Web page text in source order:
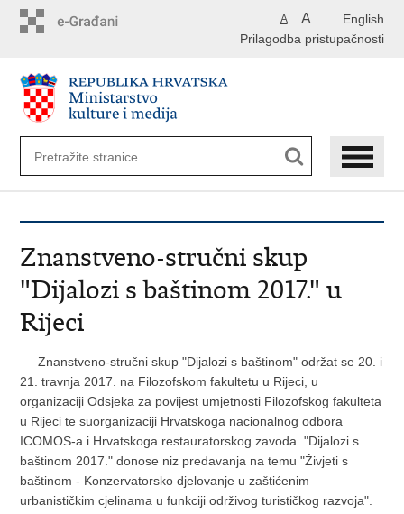
English
A A
Prilagodba pristupačnosti
Znanstveno-stručni skup
"Dijalozi s baštinom 2017." u
Rijeci
Znanstveno-stručni skup "Dijalozi s baštinom" održat se 20. i
21. travnja 2017. na Filozofskom fakultetu u Rijeci, u
organizaciji Odsjeka za povijest umjetnosti Filozofskog fakulteta
u Rijeci te suorganizaciji Hrvatskoga nacionalnog odbora
ICOMOS-a i Hrvatskoga restauratorskog zavoda. "Dijalozi s
baštinom 2017." donose niz predavanja na temu "Živjeti s
baštinom - Konzervatorsko djelovanje u zaštićenim
urbanističkim cjelinama u funkciji održivog turističkog razvoja".